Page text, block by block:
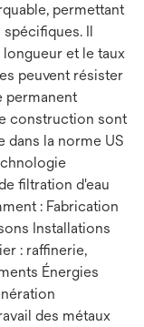
permettant
Il
et le taux
peuvent résister
permanent
construction sont
la norme US
filtration d'eau
: Fabrication
Installations
: raffinerie,
Énergies
des métaux